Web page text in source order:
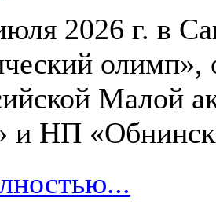
2026 г. в
олимп»,
Малой
и НП